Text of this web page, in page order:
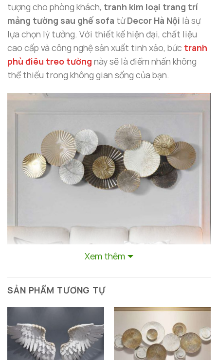
tượng cho phòng khách, tranh kim loại trang trí
mảng tường sau ghế sofa từDecor Hà Nội là sự
lựa chọn lý tưởng. Với thiết kế hiện đại, chất liệu
cao cấp và công nghệ sản xuất tinh xảo, bức tranh
phù điêu treo tường này sẽ là điểm nhấn không
thể thiếu trong không gian sống của bạn.
Tranh kim loại trang trí mảng tường sau ghế sofa
Tranh Kim Loại Trang Trí Mảng Tường Sau Ghế
Sofa: Tinh Hoa Nghệ Thuật Và Sự Sang Trọng
Xem thêm
SẢN PHẨM TƯƠNG TỰ